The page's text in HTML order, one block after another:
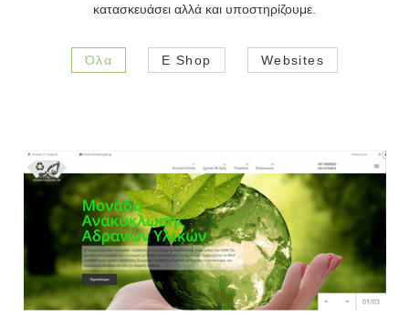
κατασκευάσει αλλά και υποστηρίζουμε.
Όλα E Shop Websites
Websites